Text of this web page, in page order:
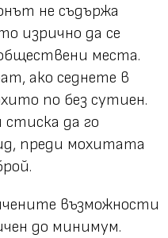
не съдържа
изрично да се
места.
ако седнете в
по без сутиен.
да го
преди мохитата
възможности
до минимум.